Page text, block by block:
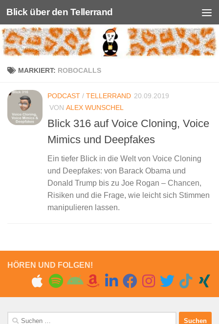
Unter dem Inhalt
Blick über den Tellerrand
MARKIERT: ROBOCALLS
PODCAST / TELLERRAND 20.09.2019
VON ALEX WUNSCHEL
Blick 316 auf Voice Cloning, Voice
Mimics und Deepfakes
Ein tiefer Blick in die Welt von Voice Cloning
und Deepfakes: von Barack Obama und
Donald Trump bis zu Joe Rogan – Chancen,
Risiken und die Frage, wie leicht sich Stimmen
manipulieren lassen.
HÖREN UND FOLGEN!
Suchen